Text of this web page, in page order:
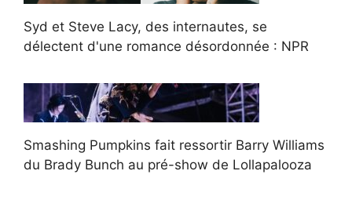
Syd et Steve Lacy, des internautes, se
délectent d'une romance désordonnée : NPR
Smashing Pumpkins fait ressortir Barry Williams
du Brady Bunch au pré-show de Lollapalooza